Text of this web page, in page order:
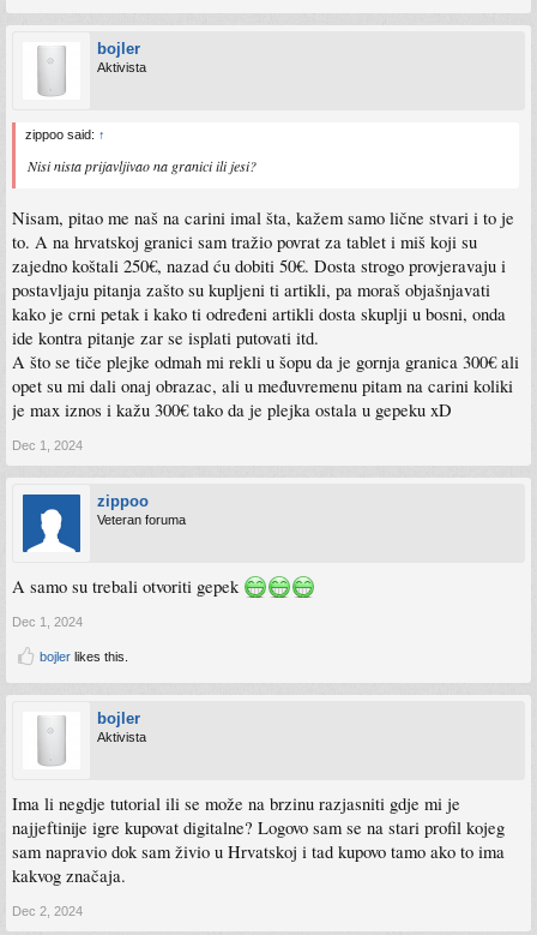
bojler
Aktivista
zippoo said: ↑
Nisi nista prijavljivao na granici ili jesi?
Nisam, pitao me naš na carini imal šta, kažem samo lične stvari i to je
to. A na hrvatskoj granici sam tražio povrat za tablet i miš koji su
zajedno koštali 250€, nazad ću dobiti 50€. Dosta strogo provjeravaju i
postavljaju pitanja zašto su kupljeni ti artikli, pa moraš objašnjavati
kako je crni petak i kako ti određeni artikli dosta skuplji u bosni, onda
ide kontra pitanje zar se isplati putovati itd.
A što se tiče plejke odmah mi rekli u šopu da je gornja granica 300€ ali
opet su mi dali onaj obrazac, ali u međuvremenu pitam na carini koliki
je max iznos i kažu 300€ tako da je plejka ostala u gepeku xD
Dec 1, 2024
zippoo
Veteran foruma
A samo su trebali otvoriti gepek
Dec 1, 2024
bojler likes this.
bojler
Aktivista
Ima li negdje tutorial ili se može na brzinu razjasniti gdje mi je
najjeftinije igre kupovat digitalne? Logovo sam se na stari profil kojeg
sam napravio dok sam živio u Hrvatskoj i tad kupovo tamo ako to ima
kakvog značaja.
Dec 2, 2024